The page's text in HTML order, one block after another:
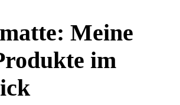
Meine
im